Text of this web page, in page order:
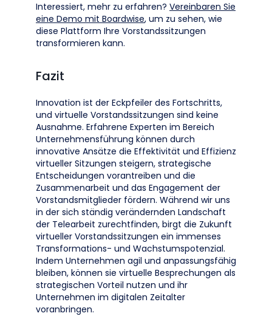
Interessiert, mehr zu erfahren? Vereinbaren Sie
eine Demo mit Boardwise, um zu sehen, wie
diese Plattform Ihre Vorstandssitzungen
transformieren kann.
Fazit
Innovation ist der Eckpfeiler des Fortschritts,
und virtuelle Vorstandssitzungen sind keine
Ausnahme. Erfahrene Experten im Bereich
Unternehmensführung können durch
innovative Ansätze die Effektivität und Effizienz
virtueller Sitzungen steigern, strategische
Entscheidungen vorantreiben und die
Zusammenarbeit und das Engagement der
Vorstandsmitglieder fördern. Während wir uns
in der sich ständig verändernden Landschaft
der Telearbeit zurechtfinden, birgt die Zukunft
virtueller Vorstandssitzungen ein immenses
Transformations- und Wachstumspotenzial.
Indem Unternehmen agil und anpassungsfähig
bleiben, können sie virtuelle Besprechungen als
strategischen Vorteil nutzen und ihr
Unternehmen im digitalen Zeitalter
voranbringen.